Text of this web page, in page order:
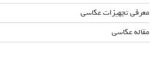
معرفی تجهیزات عکاسی
مقاله عکاسی